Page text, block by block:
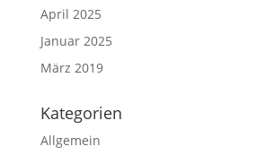
April 2025
Januar 2025
März 2019
Kategorien
Allgemein